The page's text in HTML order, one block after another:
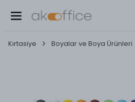
Kırtasiye Boyalar ve Boya Ürünleri